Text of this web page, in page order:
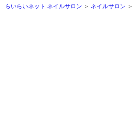
らいらいネット ネイルサロン ネイルサロン